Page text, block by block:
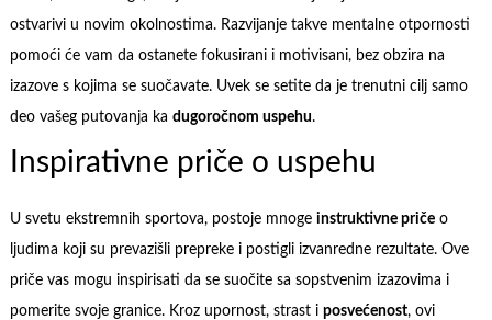
ostvarivi u novim okolnostima. Razvijanje takve mentalne otpornosti
pomoći će vam da ostanete fokusirani i motivisani, bez obzira na
izazove s kojima se suočavate. Uvek se setite da je trenutni cilj samo
deo vašeg putovanja ka dugoročnom uspehu.
Inspirativne priče o uspehu
U svetu ekstremnih sportova, postoje mnoge instruktivne pričeo
ljudima koji su prevazišli prepreke i postigli izvanredne rezultate. Ove
priče vas mogu inspirisati da se suočite sa sopstvenim izazovima i
pomerite svoje granice. Kroz upornost, strast i posvećenost, ovi